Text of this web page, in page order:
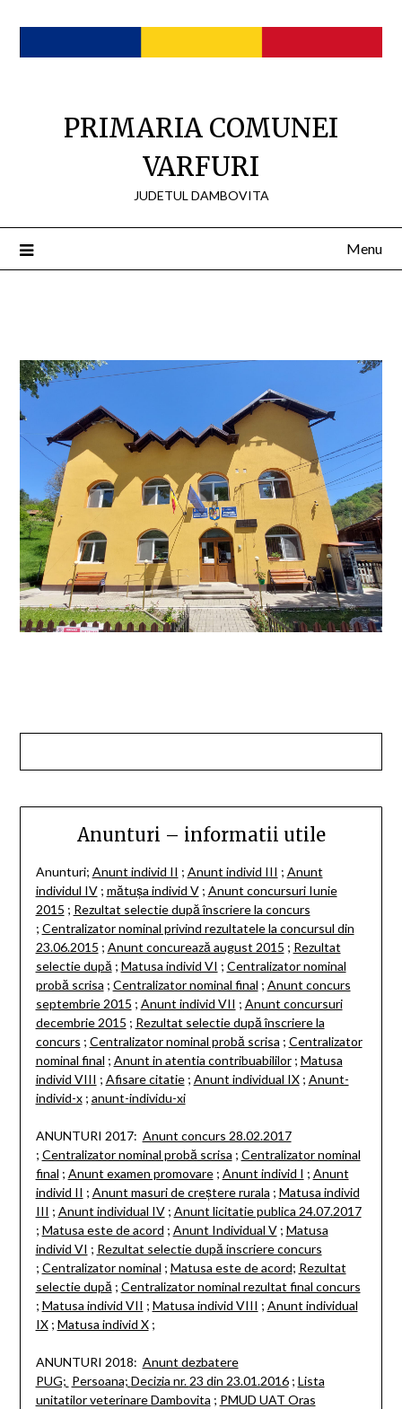
content
PRIMARIA COMUNEI
VARFURI
JUDETUL DAMBOVITA
Menu
Anunturi – informatii utile
Anunturi; Anunt individ II ; Anunt individ III ; Anunt
individul IV; mătușa individ V; Anunt concursuri Iunie
2015 ; Rezultat selectie după înscriere la concurs
; Centralizator nominal privind rezultatele la concursul din
23.06.2015 ; Anunt concurează august 2015 ; Rezultat
selectie după ; Matusa individ VI ; Centralizator nominal
probă scrisa ; Centralizator nominal final ; Anunt concurs
septembrie 2015 ; Anunt individ VII ; Anunt concursuri
decembrie 2015 ; Rezultat selectie după înscriere la
concurs ; Centralizator nominal probă scrisa ; Centralizator
nominal final ; Anunt in atentia contribuabililor; Matusa
individ VIII ; Afisare citatie; Anunt individual IX; Anunt-
individ-x; anunt-individu-xi
ANUNTURI 2017: Anunt concurs 28.02.2017
; Centralizator nominal probă scrisa ; Centralizator nominal
final ; Anunt examen promovare; Anunt individ I ; Anunt
individ II ; Anunt masuri de creștere rurala ; Matusa individ
III ; Anunt individual IV; Anunt licitatie publica 24.07.2017
; Matusa este de acord ; Anunt Individual V; Matusa
individ VI ; Rezultat selectie după inscriere concurs
; Centralizator nominal ; Matusa este de acord; Rezultat
selectie după ; Centralizator nominal rezultat final concurs
; Matusa individ VII ; Matusa individ VIII ; Anunt individual
IX; Matusa individ X;
ANUNTURI 2018: Anunt dezbatere
PUG; Persoana; Decizia nr. 23 din 23.01.2016; Lista
unitatilor veterinare Dambovita ; PMUD UAT Oras